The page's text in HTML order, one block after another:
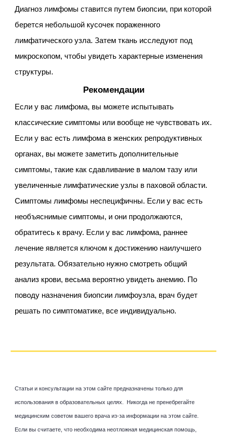
Диагноз лимфомы ставится путем биопсии, при которой
берется небольшой кусочек пораженного
лимфатического узла. Затем ткань исследуют под
микроскопом, чтобы увидеть характерные изменения
структуры.
Рекомендации
Если у вас лимфома, вы можете испытывать
классические симптомы или вообще не чувствовать их.
Если у вас есть лимфома в женских репродуктивных
органах, вы можете заметить дополнительные
симптомы, такие как сдавливание в малом тазу или
увеличенные лимфатические узлы в паховой области.
Симптомы лимфомы неспецифичны. Если у вас есть
необъяснимые симптомы, и они продолжаются,
обратитесь к врачу. Если у вас лимфома, раннее
лечение является ключом к достижению наилучшего
результата. Обязательно нужно смотреть общий
анализ крови, весьма вероятно увидеть анемию. По
поводу назначения биопсии лимфоузла, врач будет
решать по симптоматике, все индивидуально.
Статьи и консультации на этом сайте предназначены только для
использования в образовательных целях. Никогда не пренебрегайте
медицинским советом вашего врача из-за информации на этом сайте.
Если вы считаете, что необходима неотложная медицинская помощь,